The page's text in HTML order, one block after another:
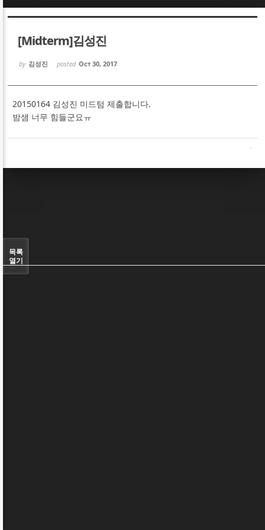
[Midterm]김성진
by 김성진 posted Oct 30, 2017
20150164 김성진 미드텀 제출합니다.
밤샘 너무 힘들군요ㅠ
목록
열기
Sketchbook5, 스케치북5
Sketchbook5, 스케치북5
Sketchbook5, 스케치북5
Sketchbook5, 스케치북5